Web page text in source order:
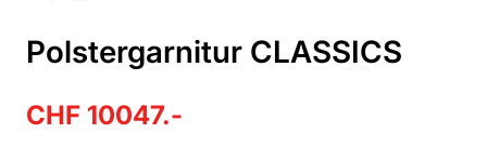
Polstergarnitur CLASSICS
CHF 10047.-